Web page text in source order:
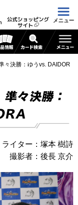
公式ショッピング
サイト
メニュー
々決勝：ゆうvs. DAIDOR
々決勝：
ライター：塚本 樹詩
撮影者：後長 京介